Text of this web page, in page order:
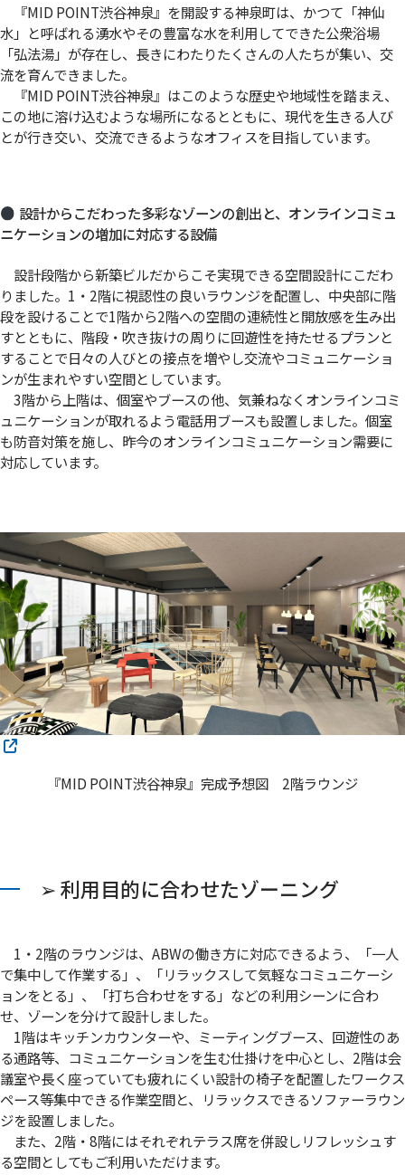
『MID POINT渋谷神泉』を開設する神泉町は、かつて「神仙
水」と呼ばれる湧水やその豊富な水を利用してできた公衆浴場
「弘法湯」が存在し、長きにわたりたくさんの人たちが集い、交
流を育んできました。
『MID POINT渋谷神泉』はこのような歴史や地域性を踏まえ、
この地に溶け込むような場所になるとともに、現代を生きる人び
とが行き交い、交流できるようなオフィスを目指しています。
設計からこだわった多彩なゾーンの創出と、オンラインコミュ
ニケーションの増加に対応する設備
設計段階から新築ビルだからこそ実現できる空間設計にこだわ
りました。1・2階に視認性の良いラウンジを配置し、中央部に階
段を設けることで1階から2階への空間の連続性と開放感を生み出
すとともに、階段・吹き抜けの周りに回遊性を持たせるプランと
することで日々の人びとの接点を増やし交流やコミュニケーショ
ンが生まれやすい空間としています。
3階から上階は、個室やブースの他、気兼ねなくオンラインコミ
ュニケーションが取れるよう電話用ブースも設置しました。個室
も防音対策を施し、昨今のオンラインコミュニケーション需要に
対応しています。
『MID POINT渋谷神泉』完成予想図 2階ラウンジ
➢ 利用目的に合わせたゾーニング
1・2階のラウンジは、ABWの働き方に対応できるよう、「一人
で集中して作業する」、「リラックスして気軽なコミュニケーシ
ョンをとる」、「打ち合わせをする」などの利用シーンに合わ
せ、ゾーンを分けて設計しました。
1階はキッチンカウンターや、ミーティングブース、回遊性のあ
る通路等、コミュニケーションを生む仕掛けを中心とし、2階は会
議室や長く座っていても疲れにくい設計の椅子を配置したワークス
ペース等集中できる作業空間と、リラックスできるソファーラウン
ジを設置しました。
また、2階・8階にはそれぞれテラス席を併設しリフレッシュす
る空間としてもご利用いただけます。